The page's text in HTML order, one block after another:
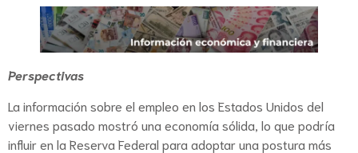
Perspectivas
La información sobre el empleo en los Estados Unidos del
viernes pasado mostró una economía sólida, lo que podría
influir en la Reserva Federal para adoptar una postura más